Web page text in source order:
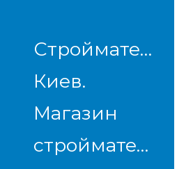
Стройматериалы
Киев.
Магазин
стройматериалов